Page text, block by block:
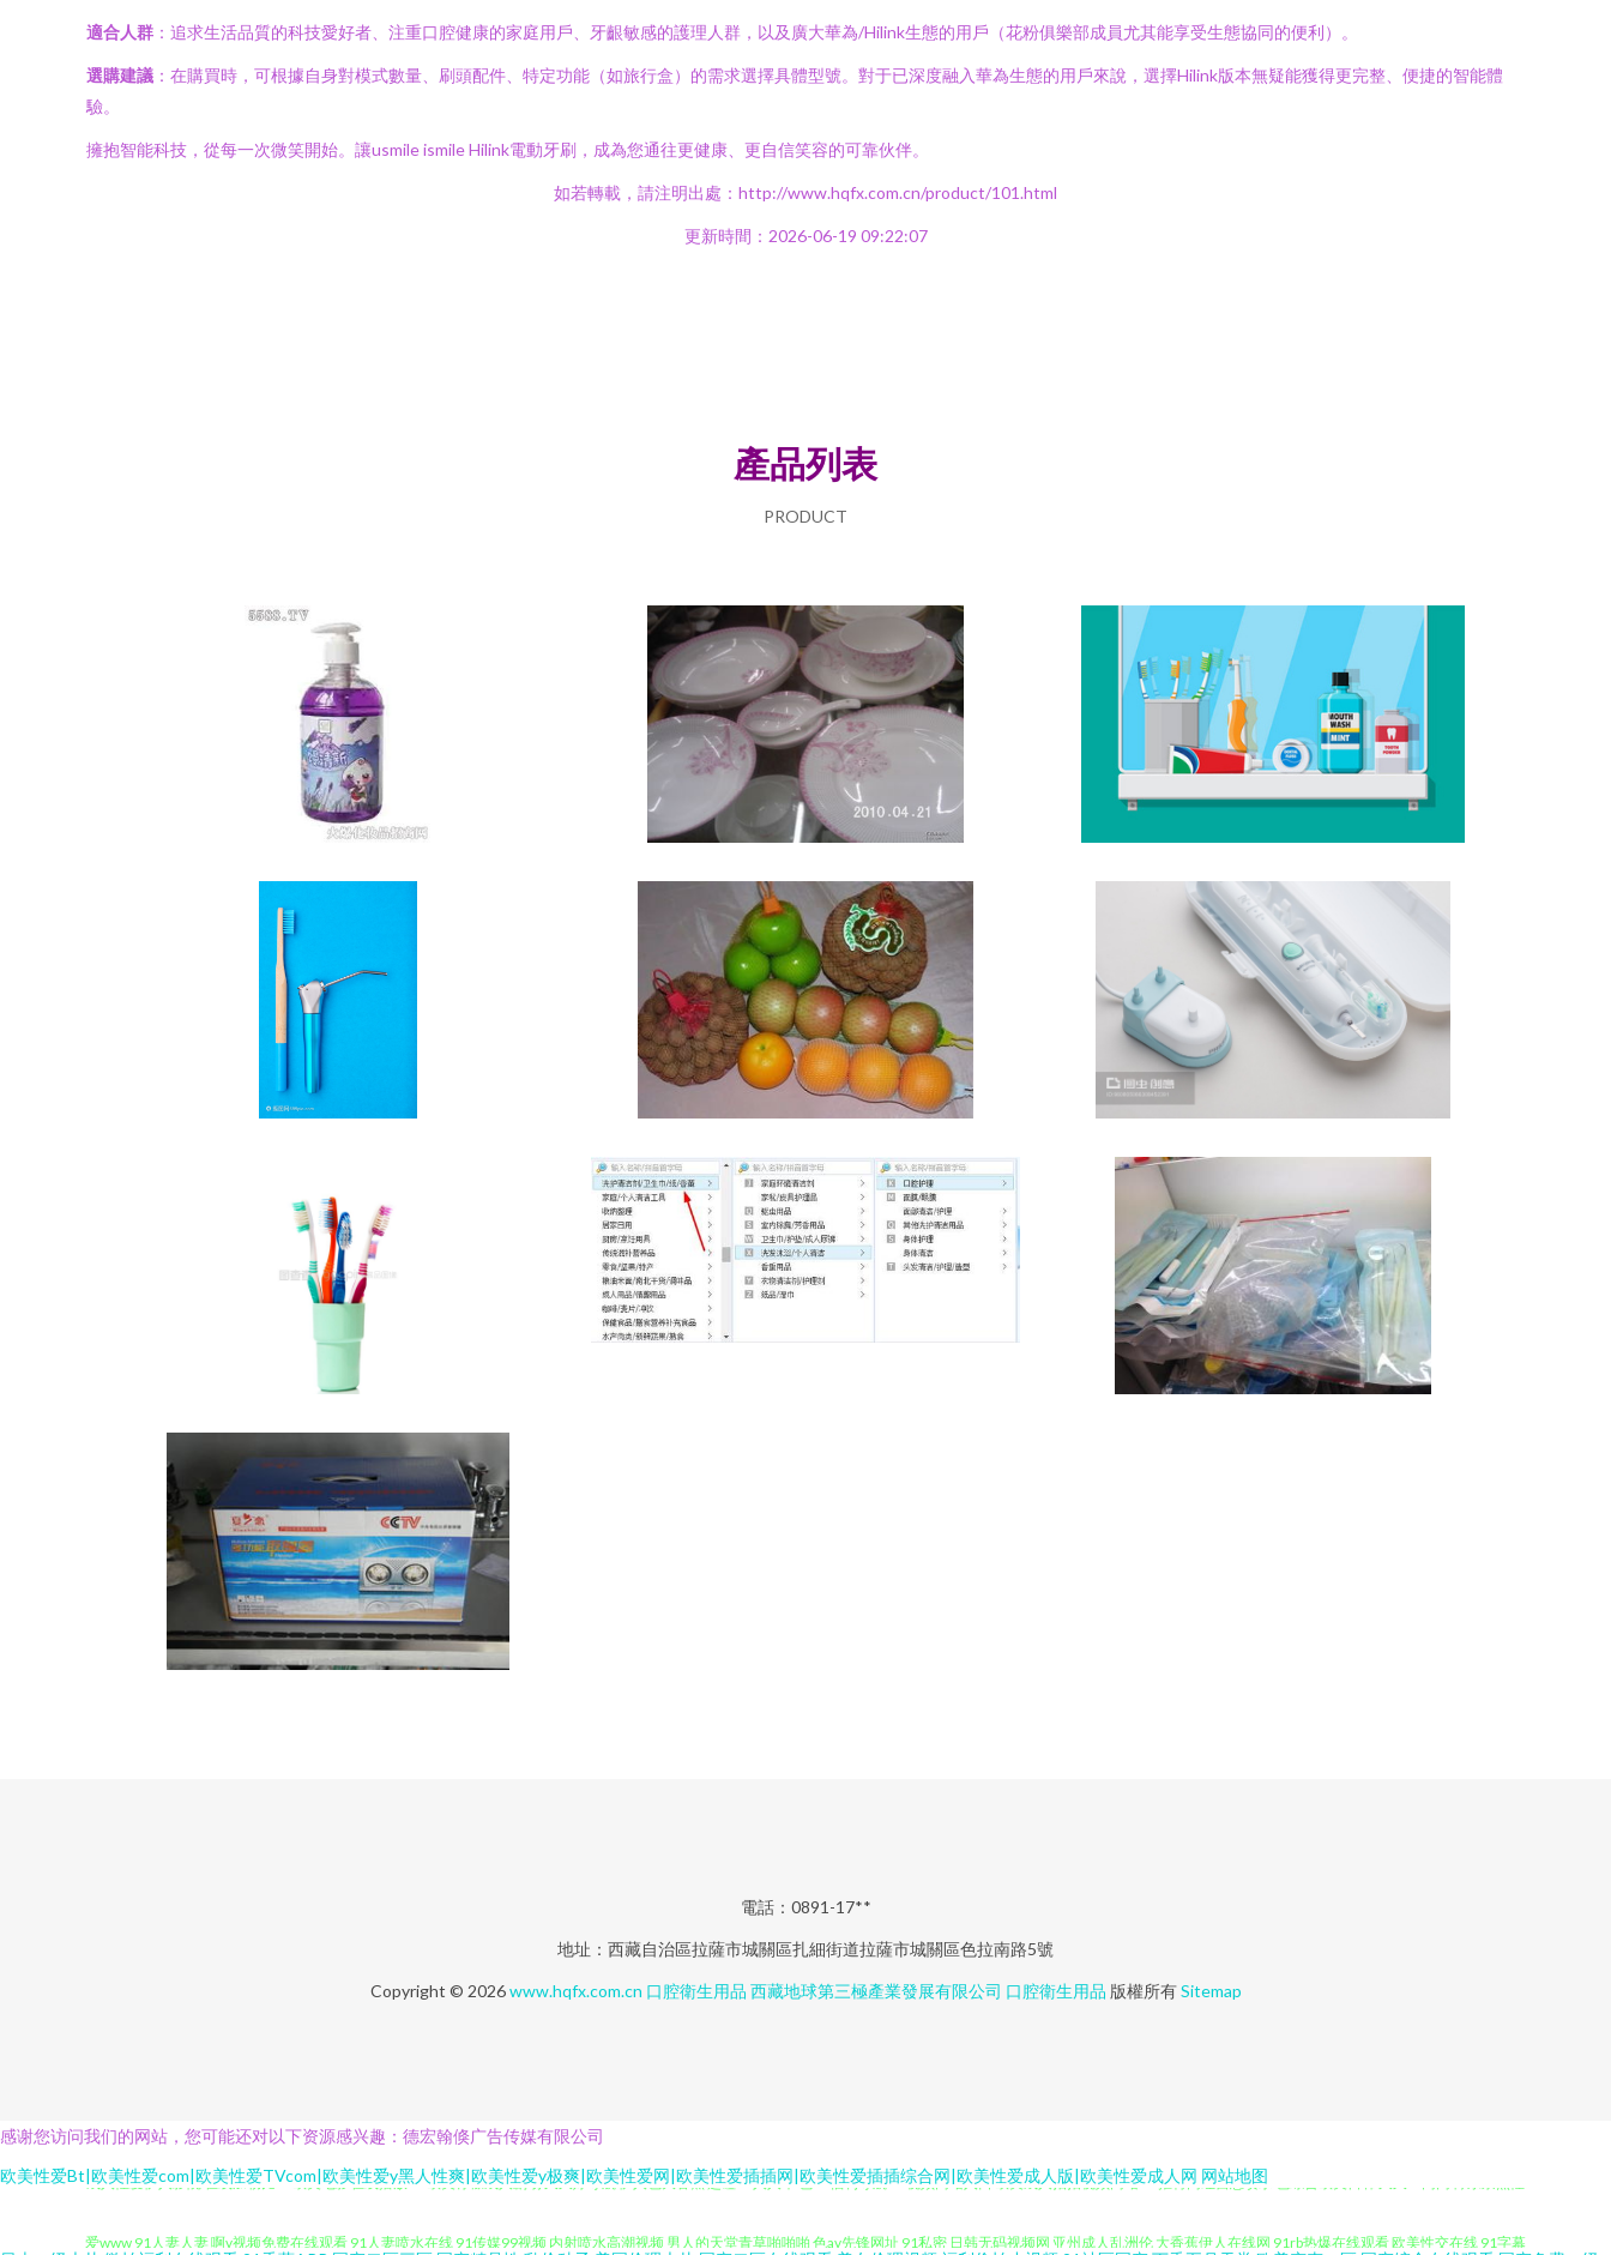
適合人群 ：追求生活品質的科技愛好者、注重口腔健康的家庭用戶、牙齦敏感的護理人群，以及廣大華為/Hilink生態的用戶（花粉俱樂部成員尤其能享受生態協同的便利）。
選購建議 ：在購買時，可根據自身對模式數量、刷頭配件、特定功能（如旅行盒）的需求選擇具體型號。對于已深度融入華為生態的用戶來說，選擇Hilink版本無疑能獲得更完整、便捷的智能體
驗。
擁抱智能科技，從每一次微笑開始。讓usmile ismile Hilink電動牙刷，成為您通往更健康、更自信笑容的可靠伙伴。
如若轉載，請注明出處：http://www.hqfx.com.cn/product/101.html
更新時間：2026-06-19 09:22:07
產品列表
PRODUCT
電話：0891-17**
地址：西藏自治區拉薩市城關區扎細街道拉薩市城關區色拉南路5號
Copyright © 2026www.hqfx.com.cn 口腔衛生用品 西藏地球第三極產業發展有限公司 口腔衛生用品 版權所有Sitemap
感谢您访问我们的网站，您可能还对以下资源感兴趣：德宏翰倏广告传媒有限公司
欧美性爱Bt|欧美性爱com|欧美性爱TVcom|欧美性爱y黑人性爽|欧美性爱y极爽|欧美性爱网|欧美性爱插插网|欧美性爱插插综合网|欧美性爱成人版|欧美性爱成人网 网站地图
成人性爱伊人影院 在线加勒比av 欧美电影在线播放 91欧美柠檬成人剧场 久久婷导航 伊人色大香蕉 超碰98人人草 色91福利导航 91视频网站入口 欧美成人拍拍视频网站 91推特网红自慰喷水 色综合欧美日韩 久久艹网网啊 东京热性